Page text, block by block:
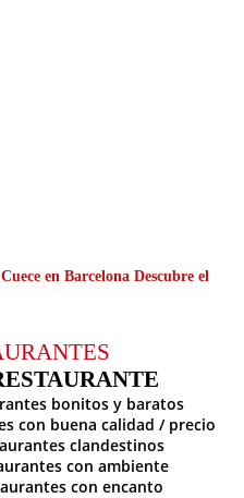
en Barcelona Descubre el
bonitos y baratos
con buena calidad / precio
clandestinos
con ambiente
con encanto